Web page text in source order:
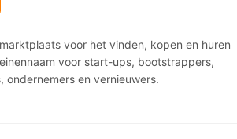
voor het vinden, kopen en huren
voor start-ups, bootstrappers,
ondernemers en vernieuwers.